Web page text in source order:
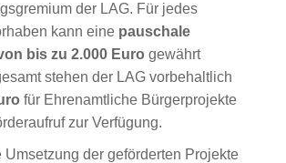
der LAG. Für jedes
kann eine pauschale
bis zu 2.000 Euro gewährt
stehen der LAG vorbehaltlich
für Ehrenamtliche Bürgerprojekte
zur Verfügung.
Umsetzung der geförderten Projekte